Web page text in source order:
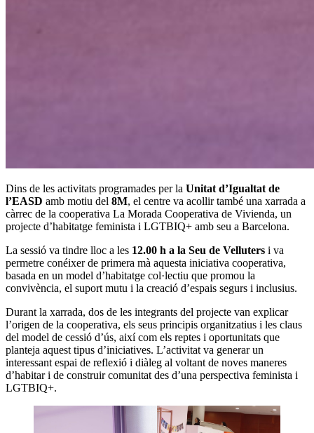
Dins de les activitats programades per la Unitat d’Igualtat de
l’EASD amb motiu del 8M, el centre va acollir també una xarrada a
càrrec de la cooperativa La Morada Cooperativa de Vivienda, un
projecte d’habitatge feminista i LGTBIQ+ amb seu a Barcelona.
La sessió va tindre lloc a les 12.00 h a la Seu de Velluters i va
permetre conéixer de primera mà aquesta iniciativa cooperativa,
basada en un model d’habitatge col·lectiu que promou la
convivència, el suport mutu i la creació d’espais segurs i inclusius.
Durant la xarrada, dos de les integrants del projecte van explicar
l’origen de la cooperativa, els seus principis organitzatius i les claus
del model de cessió d’ús, així com els reptes i oportunitats que
planteja aquest tipus d’iniciatives. L’activitat va generar un
interessant espai de reflexió i diàleg al voltant de noves maneres
d’habitar i de construir comunitat des d’una perspectiva feminista i
LGTBIQ+.